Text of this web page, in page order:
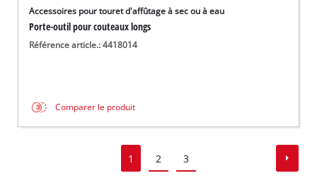
Accessoires pour touret d'affûtage à sec ou à eau
Porte-outil pour couteaux longs
Référence article.: 4418014
Comparer le produit
1 2 3